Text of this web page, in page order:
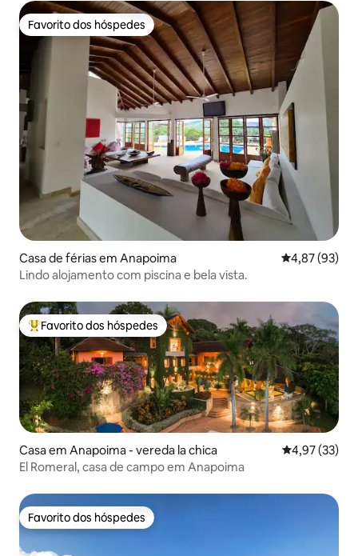
Favorito dos hóspedes
Favorito dos hóspedes
Casa de férias em Anapoima Classificação
4,87 (93)
Lindo alojamento com piscina e bela vista.
Favoritos dos hóspedes mais apreciados
Favorito dos hóspedes
Casa em Anapoima - vereda la chica Classificação
4,97 (33)
El Romeral, casa de campo em Anapoima
Favorito dos hóspedes
Favorito dos hóspedes